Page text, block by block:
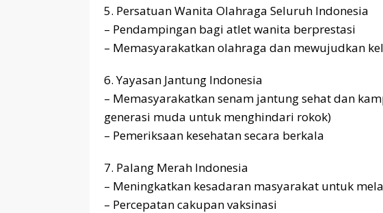
5. Persatuan Wanita Olahraga Seluruh Indonesia
– Pendampingan bagi atlet wanita berprestasi
– Memasyarakatkan olahraga dan mewujudkan
6. Yayasan Jantung Indonesia
– Memasyarakatkan senam jantung sehat dan
generasi muda untuk menghindari rokok)
– Pemeriksaan kesehatan secara berkala
7. Palang Merah Indonesia
– Meningkatkan kesadaran masyarakat untuk
– Percepatan cakupan vaksinasi